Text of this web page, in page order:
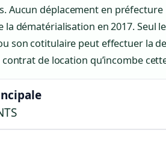
Aucun déplacement en
la dématérialisation en 2017. Seul
son cotitulaire peut effectuer la
contrat de location qu’incombe